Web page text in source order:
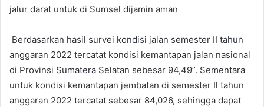
jalur darat untuk di Sumsel dijamin aman
Berdasarkan hasil survei kondisi jalan semester II tahun
anggaran 2022 tercatat kondisi kemantapan jalan nasional
di Provinsi Sumatera Selatan sebesar 94,49”. Sementara
untuk kondisi kemantapan jembatan di semester Il tahun
anggaran 2022 tercatat sebesar 84,026, sehingga dapat